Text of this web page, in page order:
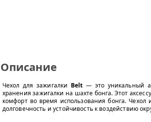
Описание
Чехол для зажигалки Belt — это уникальный
хранения зажигалки на шахте бонга. Этот
комфорт во время использования бонга. Чехол
долговечность и устойчивость к воздействию